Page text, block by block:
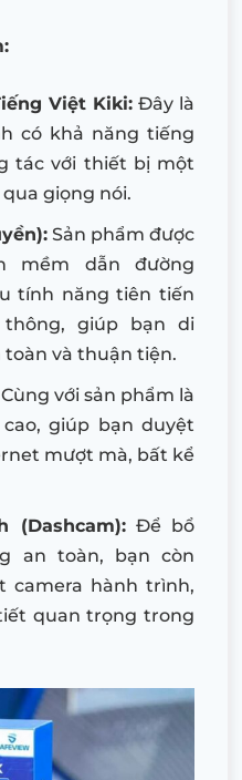
Việt Kiki: Đây là
có khả năng tiếng
tác với thiết bị một
giọng nói.
Sản phẩm được
mềm dẫn đường
tính năng tiên tiến
giúp bạn di
và thuận tiện.
Cùng với sản phẩm là
giúp bạn duyệt
mượt mà, bất kể
(Dashcam):Để bổ
an toàn, bạn còn
camera hành trình,
quan trọng trong